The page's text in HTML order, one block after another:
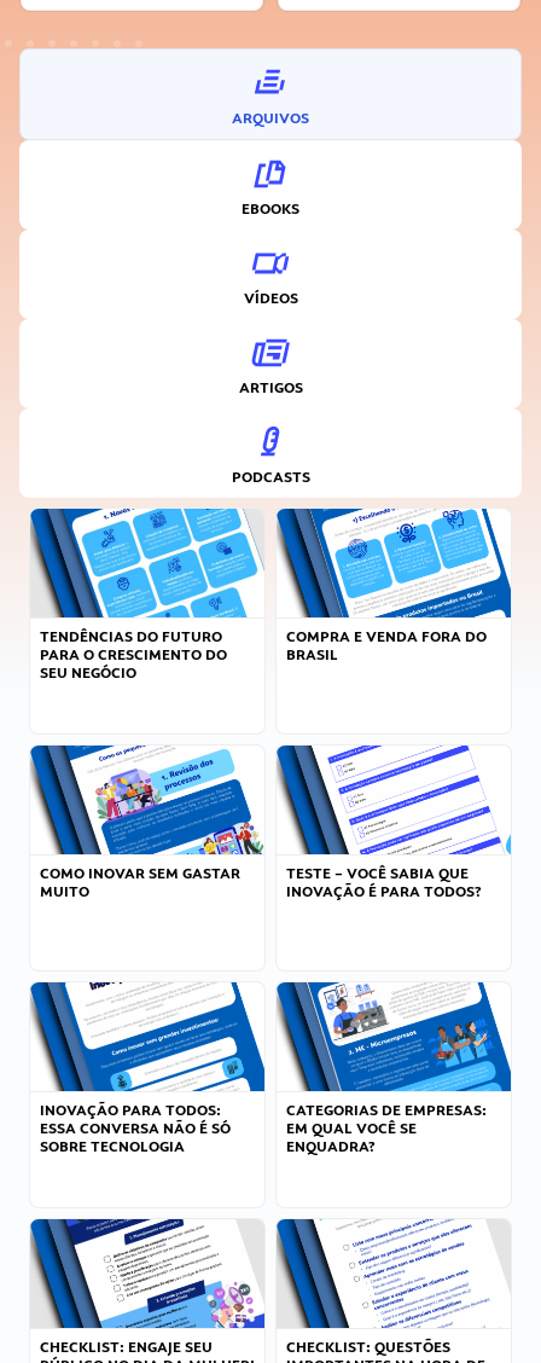
ARQUIVOS
EBOOKS
VÍDEOS
ARTIGOS
PODCASTS
TENDÊNCIAS DO FUTURO
PARA O CRESCIMENTO DO
SEU NEGÓCIO
COMPRA E VENDA FORA DO
BRASIL
COMO INOVAR SEM GASTAR
MUITO
TESTE – VOCÊ SABIA QUE
INOVAÇÃO É PARA TODOS?
INOVAÇÃO PARA TODOS:
ESSA CONVERSA NÃO É SÓ
SOBRE TECNOLOGIA
CATEGORIAS DE EMPRESAS:
EM QUAL VOCÊ SE
ENQUADRA?
CHECKLIST: ENGAJE SEU
CHECKLIST: QUESTÕES